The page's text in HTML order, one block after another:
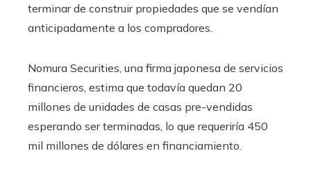
terminar de construir propiedades que se vendían
anticipadamente a los compradores.
Nomura Securities, una firma japonesa de servicios
financieros, estima que todavía quedan 20
millones de unidades de casas pre-vendidas
esperando ser terminadas, lo que requeriría 450
mil millones de dólares en financiamiento.